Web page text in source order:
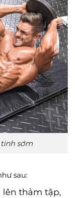
sớm
sau:
thảm tập,